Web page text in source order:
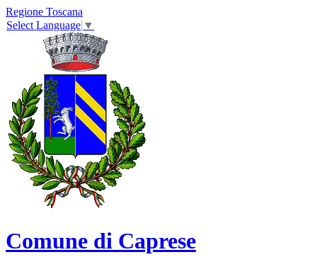
Regione Toscana
Select Language ▼
Comune di Caprese